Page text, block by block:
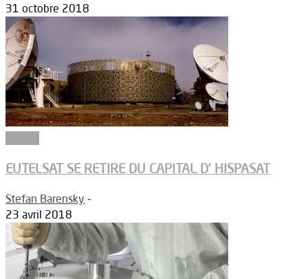
31 octobre 2018
EUTELSAT SE RETIRE DU CAPITAL D’ HISPASAT
Stefan Barensky -
23 avril 2018